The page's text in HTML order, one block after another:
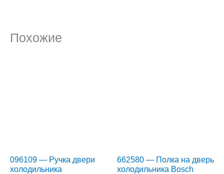
Похожие
096109 — Ручка двери
холодильника
662580 — Полка на дверь
холодильника Bosch